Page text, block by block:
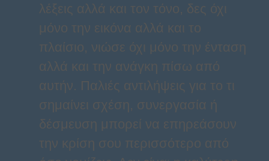
λέξεις αλλά και τον τόνο, δες όχι
μόνο την εικόνα αλλά και το
πλαίσιο, νιώσε όχι μόνο την ένταση
αλλά και την ανάγκη πίσω από
αυτήν. Παλιές αντιλήψεις για το τι
σημαίνει σχέση, συνεργασία ή
δέσμευση μπορεί να επηρεάσουν
την κρίση σου περισσότερο από